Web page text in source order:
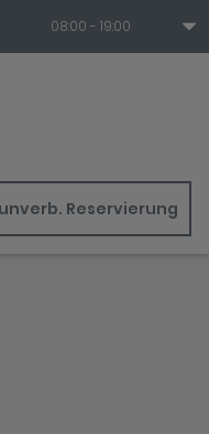
08:00 - 19:00
unverb. Reservierung